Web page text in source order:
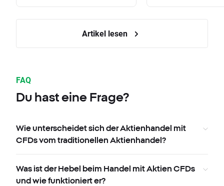
Artikel lesen
FAQ
Du hast eine Frage?
Wie unterscheidet sich der Aktienhandel mit
CFDs vom traditionellen Aktienhandel?
Was ist der Hebel beim Handel mit Aktien CFDs
und wie funktioniert er?